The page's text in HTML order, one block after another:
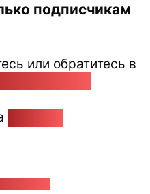
подписчикам
или обратитесь в